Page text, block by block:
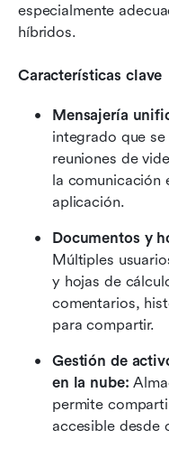
especialmente
híbridos.
Características clave
Mensajería
integrado que
reuniones de
la comunicación
aplicación.
Documentos y
Múltiples
y hojas de
comentarios,
para compartir.
Gestión de
en la nube:
permite
accesible desde